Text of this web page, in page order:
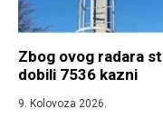
Zbog ovog radara
dobili 7536 kazni
9. Kolovoza 2026.